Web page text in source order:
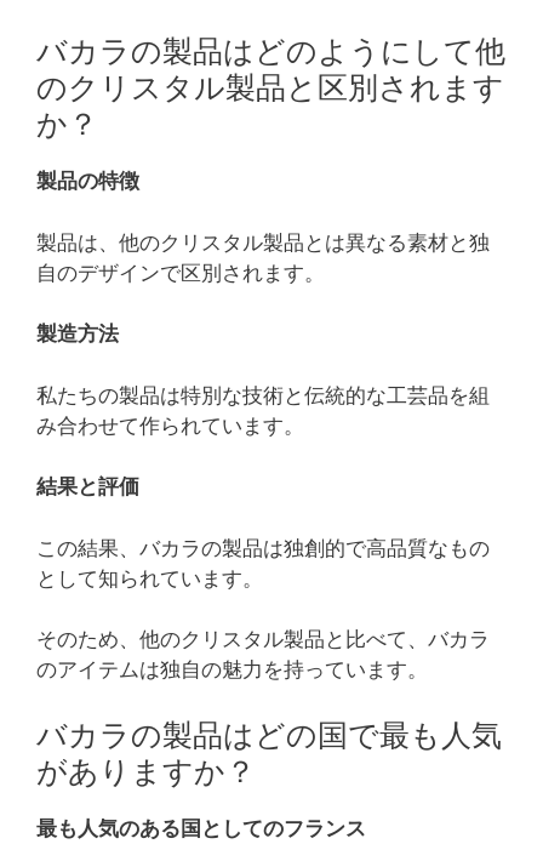
バカラの製品はどのようにして他
のクリスタル製品と区別されます
か？
製品の特徴
製品は、他のクリスタル製品とは異なる素材と独
自のデザインで区別されます。
製造方法
私たちの製品は特別な技術と伝統的な工芸品を組
み合わせて作られています。
結果と評価
この結果、バカラの製品は独創的で高品質なもの
として知られています。
そのため、他のクリスタル製品と比べて、バカラ
のアイテムは独自の魅力を持っています。
バカラの製品はどの国で最も人気
がありますか？
最も人気のある国としてのフランス